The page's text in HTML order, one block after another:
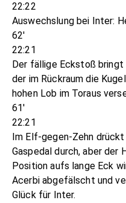
22:22
Auswechslung bei Inter:
62'
22:21
Der fällige Eckstoß
der im Rückraum die
hohen Lob im Toraus
61'
22:21
Im Elf-gegen-Zehn
Gaspedal durch, aber der
Position aufs lange Eck
Acerbi abgefälscht und
Glück für Inter.